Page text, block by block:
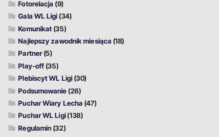
Fotorelacja (9)
Gala WL Ligi (34)
Komunikat (35)
Najlepszy zawodnik miesiąca (18)
Partner(5)
Play-off (35)
Plebiscyt WL Ligi (30)
Podsumowanie (26)
Puchar Wiary Lecha (47)
Puchar WL Ligi(138)
Regulamin (32)